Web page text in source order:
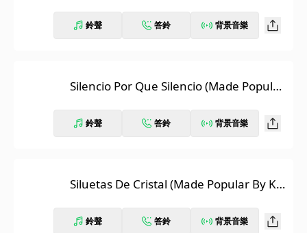
鈴聲 答鈴 背景音樂
Silencio Por Que Silencio (Made Popular
鈴聲 答鈴 背景音樂
Siluetas De Cristal (Made Popular By K-P
鈴聲 答鈴 背景音樂